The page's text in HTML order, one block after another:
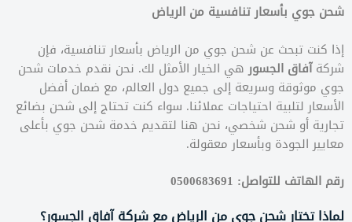
شحن جوي بأسعار تنافسية من الرياض
إذا كنت تبحث عن شحن جوي من الرياض بأسعار تنافسية، فإن
شركةآفاق الجسور هي الخيار الأمثل لك. نحن نقدم خدمات شحن
جوي موثوقة وسريعة إلى جميع دول العالم، مع ضمان أفضل
الأسعار لتلبية احتياجات عملائنا. سواء كنت تحتاج إلى شحن بضائع
تجارية أو شحن شخصي، نحن هنا لتقديم خدمة شحن جوي بأعلى
معايير الجودة وبأسعار معقولة.
رقم الهاتف للتواصل: 0500683691
لماذا تختار شحن جوي من الرياض مع شركة آفاق الجسور؟